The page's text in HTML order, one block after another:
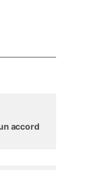
accord